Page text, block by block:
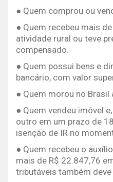
● Quem comprou ou
● Quem recebeu mais
atividade rural ou teve
compensado.
● Quem possui bens e
bancário, com valor
● Quem morou no Brasil
● Quem vendeu imóvel
outro em um prazo de
isenção de IR no
● Quem recebeu o
mais de R$ 22.847,76
tributáveis também